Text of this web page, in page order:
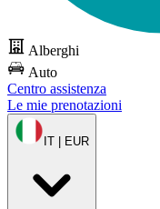
Alberghi
Auto
Centro assistenza
Le mie prenotazioni
IT | EUR